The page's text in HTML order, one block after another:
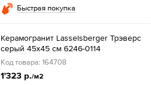
Быстрая покупка
Керамогранит Lasselsberger Трэверс
серый 45x45 см 6246-0114
Код товара: 164708
1'323 р./м2